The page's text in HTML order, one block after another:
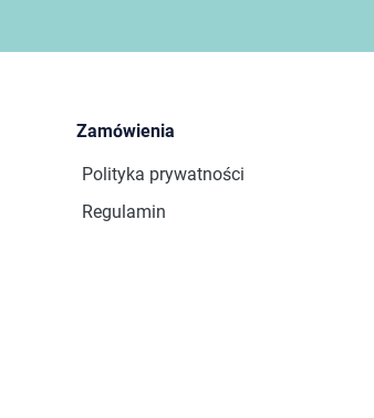
Zamówienia
Polityka prywatności
Regulamin